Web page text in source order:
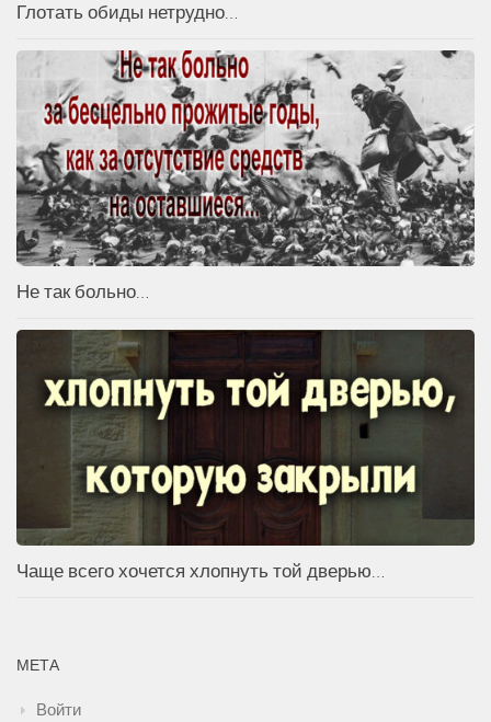
Глотать обиды нетрудно…
Не так больно…
Чаще всего хочется хлопнуть той дверью…
МЕТА
Войти